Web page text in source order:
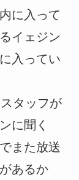
に入って
イェジン
入ってい
タッフが
に聞く
また放送
あるか